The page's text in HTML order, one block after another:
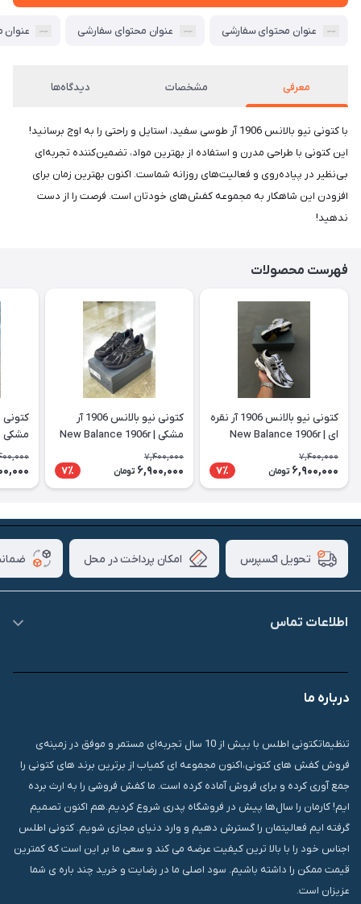
عنوان محتوای سفارشی عنوان محتوای سفارشی عنوان
معرفی مشخصات دیدگاه‌ها
با کتونی نیو بالانس 1906 آر طوسی سفید، استایل و راحتی را به اوج برسانید!
این کتونی با طراحی مدرن و استفاده از بهترین مواد، تضمین‌کننده تجربه‌ای
بی‌نظیر در پیاده‌روی و فعالیت‌های روزانه شماست. اکنون بهترین زمان برای
افزودن این شاهکار به مجموعه کفش‌های خودتان است. فرصت را از دست
ندهید!
فهرست محصولات
کتونی نیو بالانس 1906 آر نقره
ای | New Balance 1906r
7,400,000
6,900,000 تومان 7٪
کتونی نیو بالانس 1906 آر
مشکی | New Balance 1906r
7,400,000
6,900,000 تومان 7٪
تحویل اکسپرس امکان پرداخت در محل
اطلاعات تماس
درباره ما
تنظیماتکتونی اطلس با بیش از 10 سال تجربه‌ای مستمر و موفق در زمینه‌ی
فروش کفش های کتونی،اکنون مجموعه ای کمیاب از برترین برند های کتونی را
جمع آوری کرده و برای فروش آماده کرده است. ما کفش فروشی را به ارث برده
ایم! کارمان را سال‌ها پیش در فروشگاه پدری شروع کردیم.هم اکنون تصمیم
گرفته ایم فعالیتمان را گسترش دهیم و وارد دنیای مجازی شویم. کتونی اطلس
اجناس خود را با بالا ترین کیفیت عرضه می کند و سعی ما بر این است که کمترین
قیمت ممکن را داشته باشیم. سود اصلی ما در رضایت و خرید چند باره ی شما
عزیزان است.